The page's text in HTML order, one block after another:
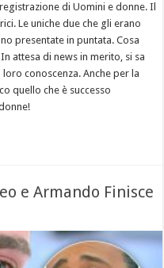
di Uomini e donne. Il
Le uniche due che gli erano
presentate in puntata. Cosa
attesa di news in merito, si sa
conoscenza. Anche per la
quello che è successo
e Armando Finisce